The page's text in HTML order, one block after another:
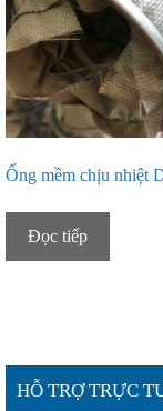
Ống mềm chịu nhiệt
Đọc tiếp
HỖ TRỢ TRỰC